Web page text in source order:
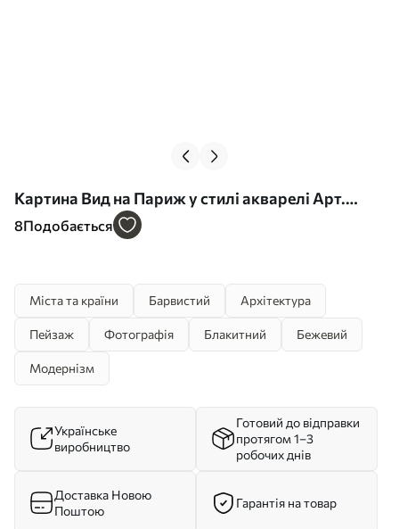
Картина Вид на Париж у стилі акварелі Арт.
s42192
8Подобається
Міста та країни Барвистий Архітектура
Пейзаж Фотографія Блакитний Бежевий
Модернізм
Українське
виробництво
Готовий до відправки
протягом 1–3
робочих днів
Доставка Новою
Поштою
Гарантія на товар